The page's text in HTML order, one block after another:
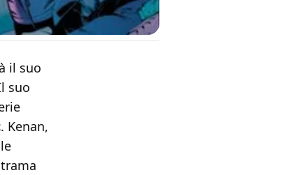
il suo
suo
. Kenan,